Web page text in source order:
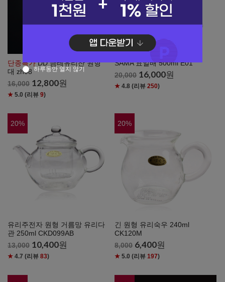
단종특가DD 금테유리잔 원형
대 zh08
16,000 12,800원
★ 5.0 (리뷰 9)
SAMA 표일배 500ml E01
20,000 16,000원
★ 4.8 (리뷰250)
20%
유리주전자 원형 거름망 유리다
관 250ml CKD099AB
13,000 10,400원
★ 4.7 (리뷰 83)
20%
긴 원형 유리숙우 240ml
CK120M
8,000 6,400원
★ 5.0 (리뷰197)
하루동안 열지 않기